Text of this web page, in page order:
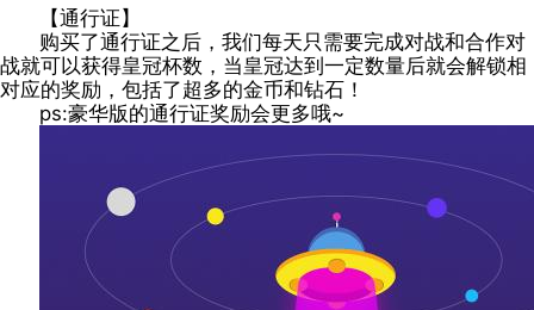
【通行证】
购买了通行证之后，我们每天只需要完成对战和合作对
战就可以获得皇冠杯数，当皇冠达到一定数量后就会解锁相
对应的奖励，包括了超多的金币和钻石！
ps:豪华版的通行证奖励会更多哦~